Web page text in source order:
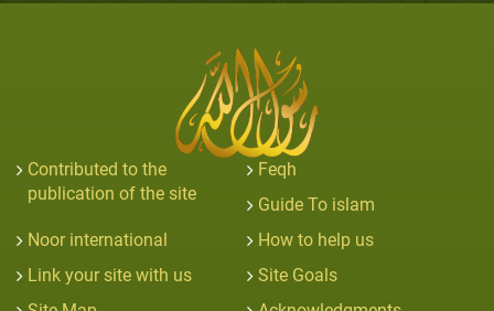
Contributed to the
publication of the site
Feqh
Guide To islam
Noor international
How to help us
Link your site with us
Site Goals